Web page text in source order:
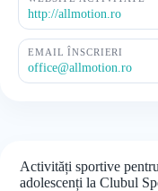
http://allmotion.ro
EMAIL ÎNSCRIERI
office@allmotion.ro
Activități sportive
adolescenți la Clubul